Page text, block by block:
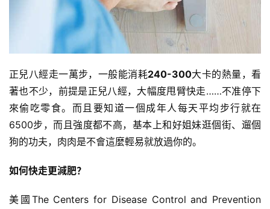
力
量
訓
練
肌
劃
正兒八經走一萬步，一般能消耗240-300大卡的熱量，看
著也不少，前提是正兒八經，大幅度甩臂快走……不准停下
來偷吃零食。而且要知道一個成年人每天平均步行就在
6500步，而且強度都不高，基本上和好姐妹逛個街、遛個
狗的功夫，肉肉是不會這麼輕易就放過你的。
如何快走更減肥？
美國The Centers for Disease Control and Prevention